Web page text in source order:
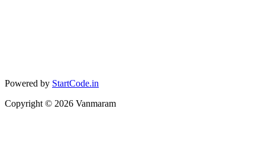
Powered by StartCode.in
Copyright © 2026 Vanmaram